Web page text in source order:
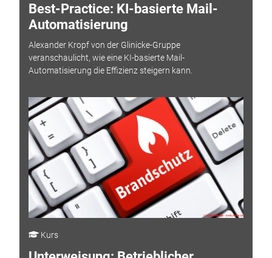
Best-Practice: KI-basierte Mail-
Automatisierung
Alexander Kropf von der Glinicke-Gruppe
veranschaulicht, wie eine KI-basierte Mail-
Automatisierung die Effizienz steigern kann.
Kurs